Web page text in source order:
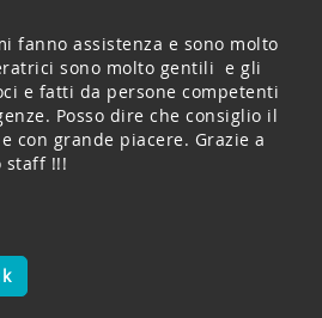
fanno assistenza e sono molto
sono molto gentili e gli
e fatti da persone competenti
Posso dire che consiglio il
con grande piacere. Grazie a
!!!